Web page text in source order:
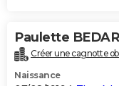
Paulette BEDAR
Créer une cagnotte
Naissance